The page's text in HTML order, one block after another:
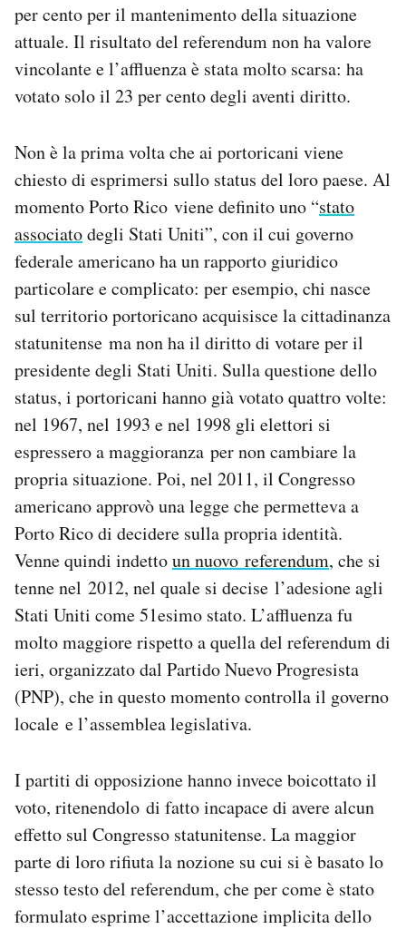
Notifiche mobile
Regala il Post
Hai bisogno di aiuto?
Esci
per cento per il mantenimento della situazione
attuale. Il risultato del referendum non ha valore
vincolante e l’affluenza è stata molto scarsa: ha
votato solo il 23 per cento degli aventi diritto.
Non è la prima volta che ai portoricani viene
chiesto di esprimersi sullo status del loro paese. Al
momento Porto Rico viene definito uno “stato
associatodegli Stati Uniti”, con il cui governo
federale americano ha un rapporto giuridico
particolare e complicato: per esempio, chi nasce
sul territorio portoricano acquisisce la cittadinanza
statunitense ma non ha il diritto di votare per il
presidente degli Stati Uniti. Sulla questione dello
status, i portoricani hanno già votato quattro volte:
nel 1967, nel 1993 e nel 1998 gli elettori si
espressero a maggioranza per non cambiare la
propria situazione. Poi, nel 2011, il Congresso
americano approvò una legge che permetteva a
Porto Rico di decidere sulla propria identità.
Venne quindi indettoun nuovo referendum, che si
tenne nel 2012, nel quale si decise l’adesione agli
Stati Uniti come 51esimo stato. L’affluenza fu
molto maggiore rispetto a quella del referendum di
ieri, organizzato dal Partido Nuevo Progresista
(PNP), che in questo momento controlla il governo
locale e l’assemblea legislativa.
I partiti di opposizione hanno invece boicottato il
voto, ritenendolo di fatto incapace di avere alcun
effetto sul Congresso statunitense. La maggior
parte di loro rifiuta la nozione su cui si è basato lo
stesso testo del referendum, che per come è stato
formulato esprime l’accettazione implicita dello